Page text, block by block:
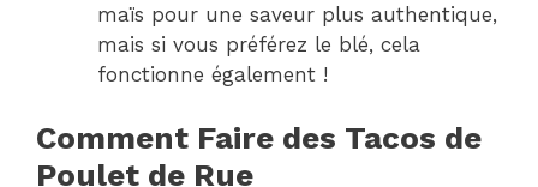
maïs pour une saveur plus authentique,
mais si vous préférez le blé, cela
fonctionne également !
Comment Faire des Tacos de
Poulet de Rue